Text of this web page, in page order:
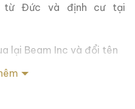
từ Đức và định cư tại
lại Beam Inc và đổi tên